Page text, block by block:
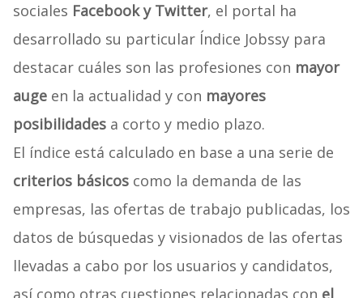
sociales Facebook y Twitter, el portal ha
desarrollado su particular Índice Jobssy para
destacar cuáles son las profesiones con mayor
augeen la actualidad y con mayores
posibilidadesa corto y medio plazo.
El índice está calculado en base a una serie de
criterios básicoscomo la demanda de las
empresas, las ofertas de trabajo publicadas, los
datos de búsquedas y visionados de las ofertas
llevadas a cabo por los usuarios y candidatos,